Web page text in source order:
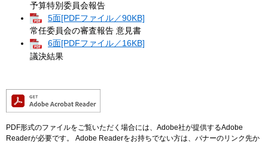
予算特別委員会報告
5面[PDFファイル／90KB]
常任委員会の審査報告 意見書
6面[PDFファイル／16KB]
議決結果
PDF形式のファイルをご覧いただく場合には、Adobe社が提供するAdobe
Readerが必要です。
Adobe Readerをお持ちでない方は、バナーのリンク先か